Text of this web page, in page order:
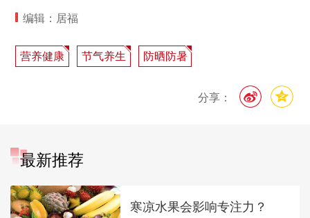
编辑：居福
营养健康 节气养生 防晒防暑
分享：
最新推荐
寒凉水果会影响专注力？